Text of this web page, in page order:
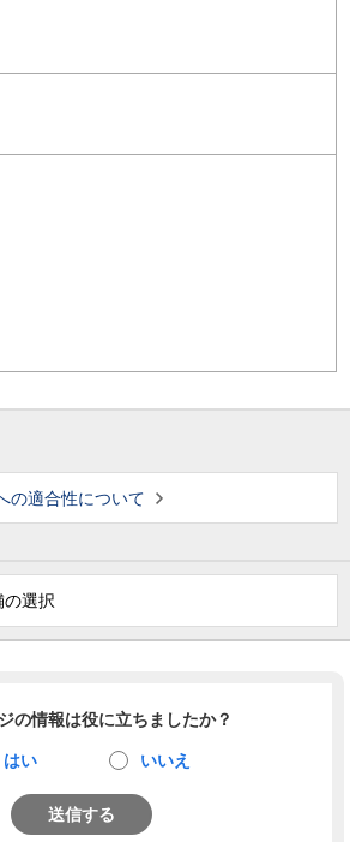
の適合性について
の選択
の情報は役に立ちましたか？
はい いいえ
送信する